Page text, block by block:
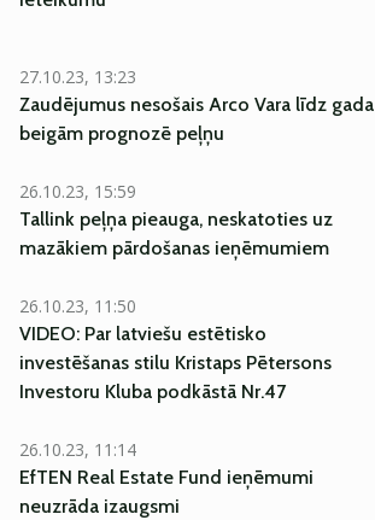
27.10.23, 13:23
Zaudējumus nesošais Arco Vara līdz gada
beigām prognozē peļņu
26.10.23, 15:59
Tallink peļņa pieauga, neskatoties uz
mazākiem pārdošanas ieņēmumiem
26.10.23, 11:50
VIDEO: Par latviešu estētisko
investēšanas stilu Kristaps Pētersons
Investoru Kluba podkāstā Nr.47
26.10.23, 11:14
EfTEN Real Estate Fund ieņēmumi
neuzrāda izaugsmi